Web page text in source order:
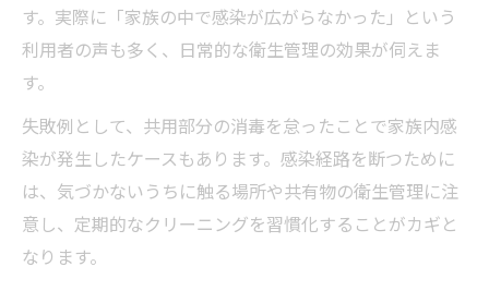
住まいの清潔を守るコロナ対応ハウスクリーニ
ング術
保つ方法
コロナに強い掃除術で家族を守るポイント
高頻度接触部位を中心とした清掃の工夫
ハウスクリーニングが叶える安心の住環境
す。実際に「家族の中で感染が広がらなかった」という
利用者の声も多く、日常的な衛生管理の効果が伺えま
す。
失敗例として、共用部分の消毒を怠ったことで家族内感
染が発生したケースもあります。感染経路を断つために
は、気づかないうちに触る場所や共有物の衛生管理に注
意し、定期的なクリーニングを習慣化することがカギと
なります。